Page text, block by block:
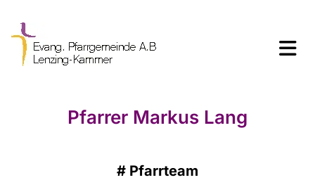
Pfarrer Markus Lang
# Pfarrteam